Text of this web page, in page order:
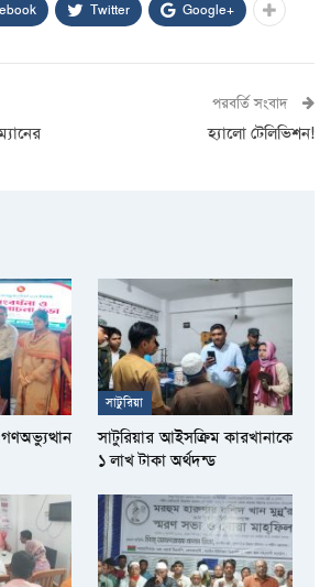
Twitter Google+
পরবর্তি সংবাদ
হ্যালো টেলিভিশন!
সাটুরিয়া
সাটুরিয়ার আইসক্রিম কারখানাকে
১ লাখ টাকা অর্থদন্ড